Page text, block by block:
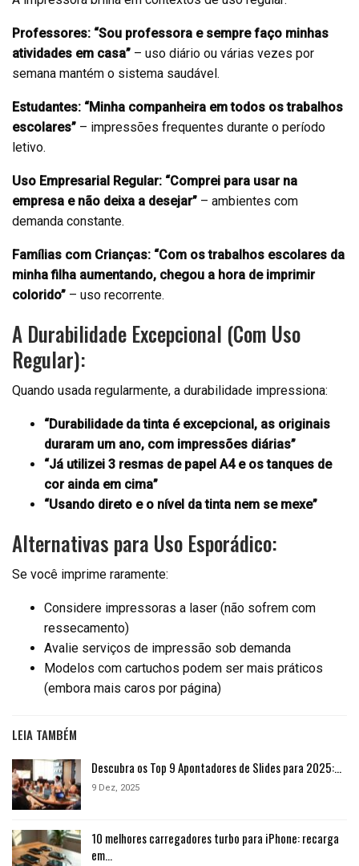
Professores: “Sou professora e sempre faço minhas
atividades em casa” – uso diário ou várias vezes por
semana mantém o sistema saudável.
Estudantes: “Minha companheira em todos os trabalhos
escolares” – impressões frequentes durante o período
letivo.
Uso Empresarial Regular: “Comprei para usar na
empresa e não deixa a desejar” – ambientes com
demanda constante.
Famílias com Crianças: “Com os trabalhos escolares da
minha filha aumentando, chegou a hora de imprimir
colorido” – uso recorrente.
A Durabilidade Excepcional (Com Uso
Regular):
Quando usada regularmente, a durabilidade impressiona:
“Durabilidade da tinta é excepcional, as originais
duraram um ano, com impressões diárias”
“Já utilizei 3 resmas de papel A4 e os tanques de
cor ainda em cima”
“Usando direto e o nível da tinta nem se mexe”
Alternativas para Uso Esporádico:
Se você imprime raramente:
Considere impressoras a laser (não sofrem com
ressecamento)
Avalie serviços de impressão sob demanda
Modelos com cartuchos podem ser mais práticos
(embora mais caros por página)
LEIA TAMBÉM
Descubra os Top 9 Apontadores de Slides para 2025:…
9 Dez, 2025
10 melhores carregadores turbo para iPhone: recarga
em…